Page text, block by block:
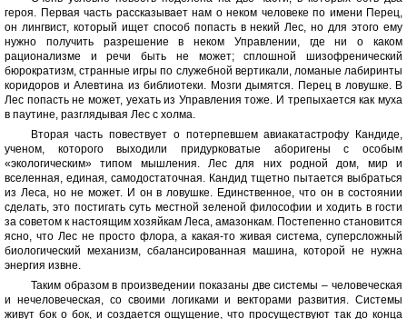
героя. Первая часть рассказывает нам о неком человеке по имени Перец,
он лингвист, который ищет способ попасть в некий Лес, но для этого ему
нужно получить разрешение в неком Управлении, где ни о каком
рационализме и речи быть не может; сплошной шизофренический
бюрократизм, странные игры по служебной вертикали, ломаные лабиринты
коридоров и Алевтина из библиотеки. Мозги дымятся. Перец в ловушке. В
Лес попасть не может, уехать из Управления тоже. И трепыхается как муха
в паутине, разглядывая Лес с холма.
Вторая часть повествует о потерпевшем авиакатастрофу Кандиде,
ученом, которого выходили придурковатые аборигены с особым
«экологическим» типом мышления. Лес для них родной дом, мир и
вселенная, единая, самодостаточная. Кандид тщетно пытается выбраться
из Леса, но не может. И он в ловушке. Единственное, что он в состоянии
сделать, это постигать суть местной зеленой философии и ходить в гости
за советом к настоящим хозяйкам Леса, амазонкам. Постепенно становится
ясно, что Лес не просто флора, а какая-то живая система, суперсложный
биологический механизм, сбалансированная машина, которой не нужна
энергия извне.
Таким образом в произведении показаны две системы – человеческая
и нечеловеческая, со своими логиками и векторами развития. Системы
живут бок о бок, и создается ощущение, что просуществуют так до конца